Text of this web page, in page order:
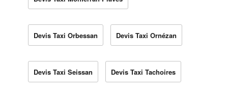
Devis Taxi Orbessan Devis Taxi Ornézan
Devis Taxi Seissan Devis Taxi Tachoires